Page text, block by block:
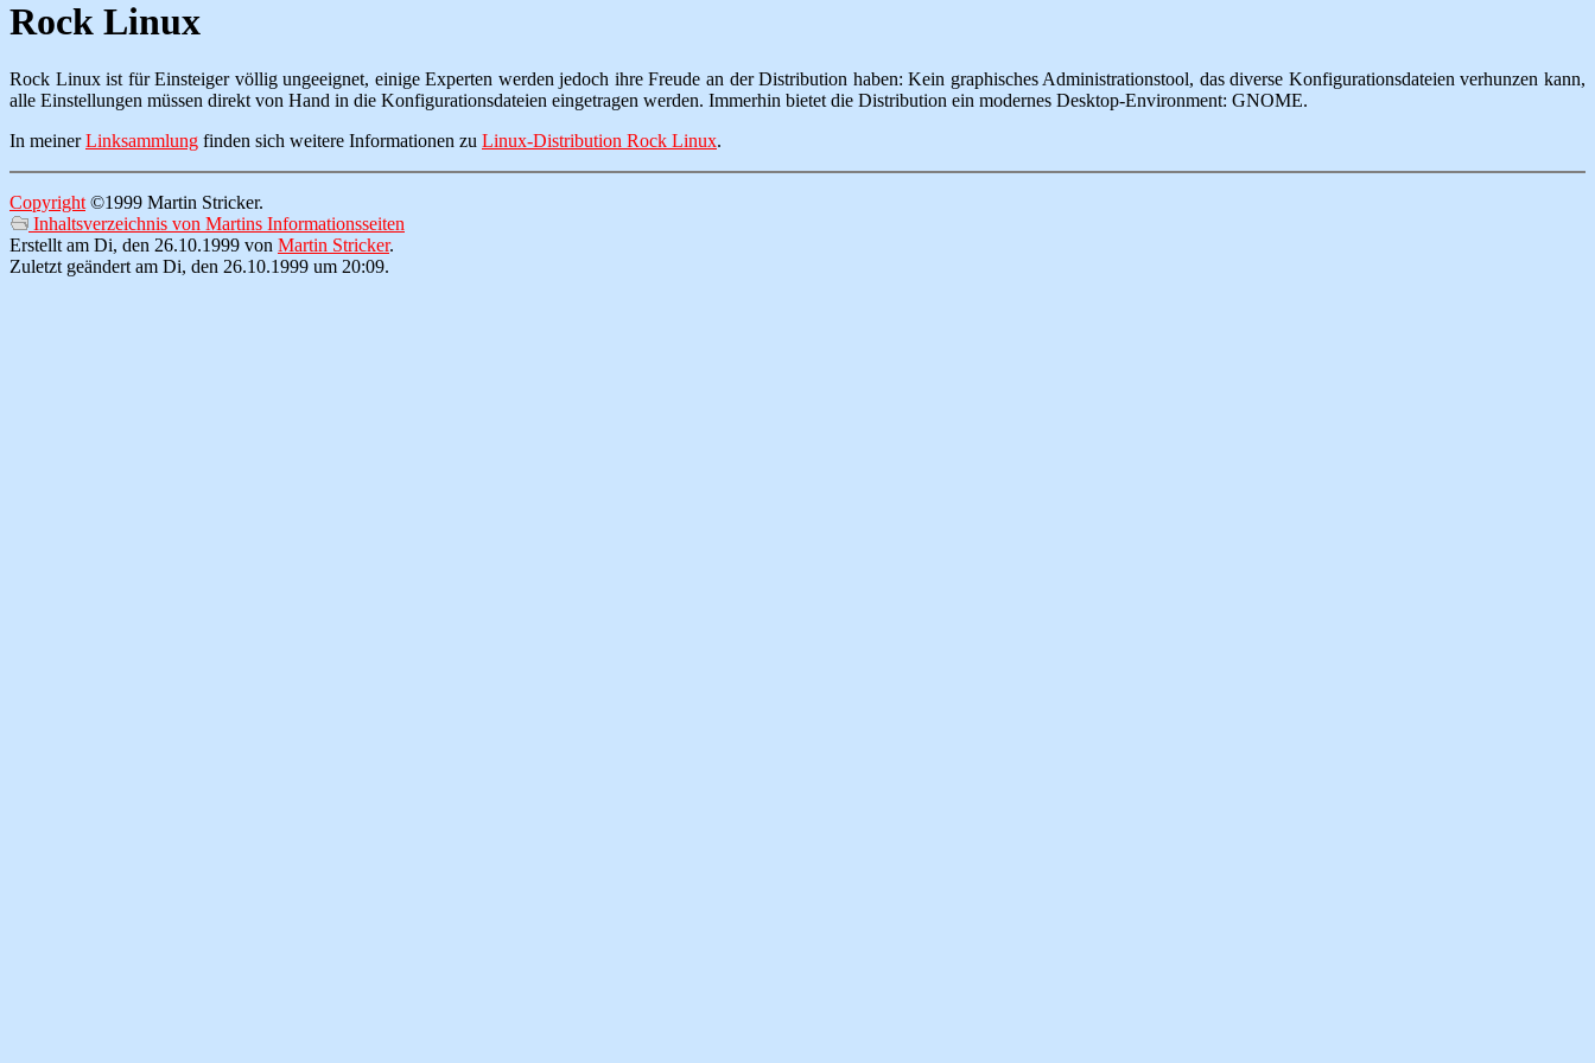
Rock Linux
Rock Linux ist für Einsteiger völlig ungeeignet, einige Experten werden jedoch ihre Freude an der Distribution haben: Kein graphisches Administrationstool, das diverse Konfigurationsdateien verhunzen kann,
alle Einstellungen müssen direkt von Hand in die Konfigurationsdateien eingetragen werden. Immerhin bietet die Distribution ein modernes Desktop-Environment: GNOME.
In meinerLinksammlung finden sich weitere Informationen zu Linux-Distribution Rock Linux.
Copyright©1999 Martin Stricker.
Inhaltsverzeichnis von Martins Informationsseiten
Erstellt am Di, den 26.10.1999 von Martin Stricker.
Zuletzt geändert am Di, den 26.10.1999 um 20:09.